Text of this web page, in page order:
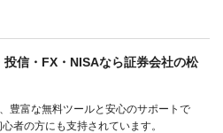
信・FX・NISAなら証券会社の松
豊富な無料ツールと安心のサポートで
者の方にも支持されています。